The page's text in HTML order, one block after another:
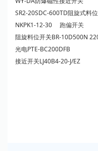
SR2-20SDC-600TD阻旋式料
NKPK1-12-30 跑偏开关
阻旋料位开关BR-10D500N
光电PTE-BC200DFB
接近开关LJ40B4-20-J/EZ